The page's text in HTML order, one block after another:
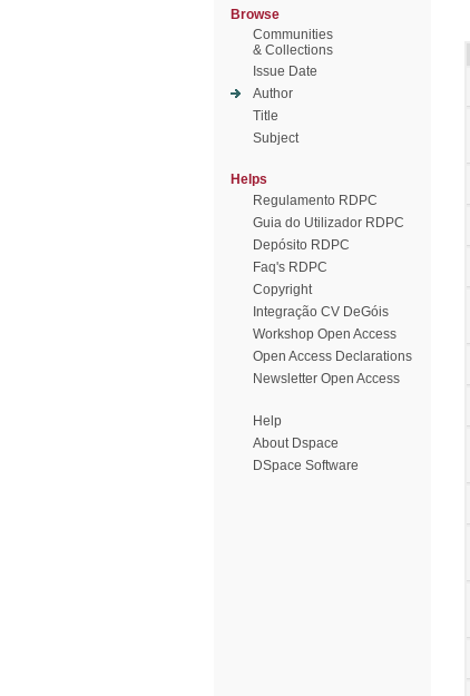
Browse
Communities
& Collections
Issue Date
Author
Title
Subject
Helps
Regulamento RDPC
Guia do Utilizador RDPC
Depósito RDPC
Faq's RDPC
Copyright
Integração CV DeGóis
Workshop Open Access
Open Access Declarations
Newsletter Open Access
Help
About Dspace
DSpace Software